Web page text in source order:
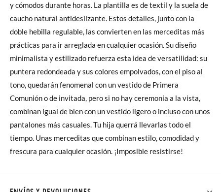
y cómodos durante horas. La plantilla es de textil y la suela de
caucho natural antideslizante. Estos detalles, junto con la
doble hebilla regulable, las convierten en las merceditas más
prácticas para ir arreglada en cualquier ocasión. Su diseño
minimalista y estilizado refuerza esta idea de versatilidad: su
puntera redondeada y sus colores empolvados, con el piso al
tono, quedarán fenomenal con un vestido de Primera
Comunión o de invitada, pero si no hay ceremonia a la vista,
combinan igual de bien con un vestido ligero o incluso con unos
pantalones más casuales. Tu hija querrá llevarlas todo el
tiempo. Unas merceditas que combinan estilo, comodidad y
frescura para cualquier ocasión. ¡Imposible resistirse!